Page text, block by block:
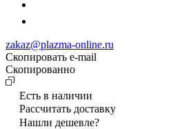
zakaz@plazma-online.ru
Скопировать e-mail
Cкопированно
Есть в наличии
Рассчитать доставку
Нашли дешевле?